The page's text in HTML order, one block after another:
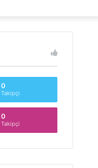
0
Takipçi
0
Takipçi